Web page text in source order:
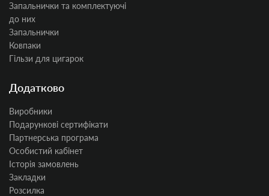
Запальнички та комплектуючі
до них
Запальнички
Ковпаки
Гільзи для цигарок
Додатково
Виробники
Подарункові сертифікати
Партнерська програма
Особистий кабінет
Історія замовлень
Закладки
Розсилка